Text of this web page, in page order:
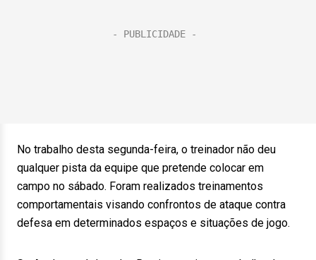
No trabalho desta segunda-feira, o treinador não deu
qualquer pista da equipe que pretende colocar em
campo no sábado. Foram realizados treinamentos
comportamentais visando confrontos de ataque contra
defesa em determinados espaços e situações de jogo.